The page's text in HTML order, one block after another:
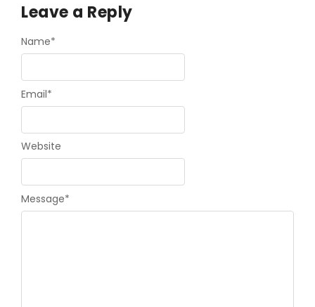
Leave a Reply
Message*
Name*
Email*
Website